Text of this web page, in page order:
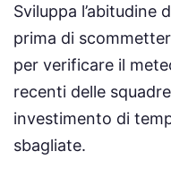
Sviluppa l’abitudine
prima di
per verificare il
recenti delle
investimento di
sbagliate.